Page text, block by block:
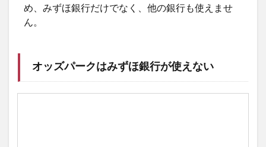
め、みずほ銀行だけでなく、他の銀行も使えませ
ん。
オッズパークはみずほ銀行が使えない